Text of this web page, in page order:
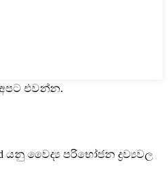
එවන්න.
Ltd යනු වෛද්‍ය පරිභෝජන ද්‍රව්‍යවල